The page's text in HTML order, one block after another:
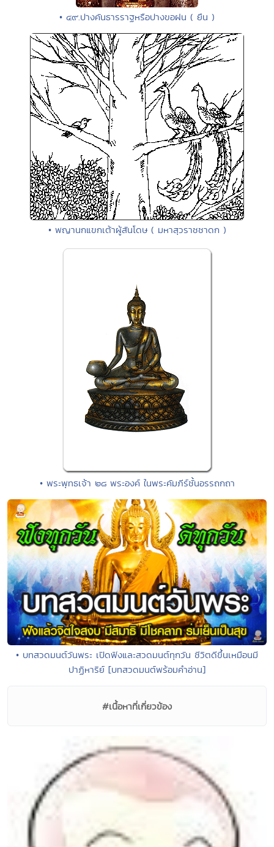
• ๔๙.ปางคันธารราฐหรือปางขอฝน ( ยืน )
• พญานกแขกเต้าผู้สันโดษ ( มหาสุวราชชาดก )
• พระพุทธเจ้า ๒๘ พระองค์ ในพระคัมภีร์ชั้นอรรถกถา
• บทสวดมนต์วันพระ เปิดฟังและสวดมนต์ทุกวัน ชีวิตดีขึ้นเหมือนมี
ปาฏิหาริย์ [บทสวดมนต์พร้อมคำอ่าน]
#เนื้อหาที่เกี่ยวข้อง